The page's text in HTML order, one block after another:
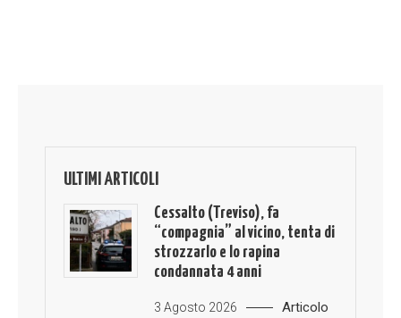
ULTIMI ARTICOLI
Cessalto (Treviso), fa
“compagnia” al vicino, tenta di
strozzarlo e lo rapina
condannata 4 anni
3 Agosto 2026 Articolo